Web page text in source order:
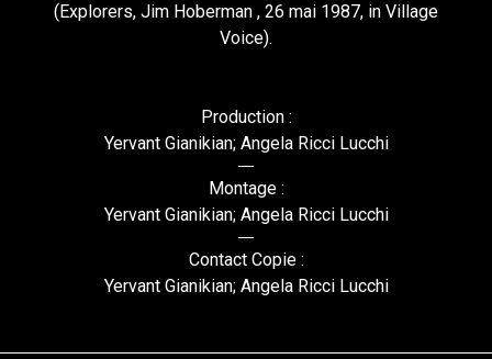
(Explorers, Jim Hoberman , 26 mai 1987, in Village
Voice).
Production :
Yervant Gianikian; Angela Ricci Lucchi
Montage :
Yervant Gianikian; Angela Ricci Lucchi
Contact Copie :
Yervant Gianikian; Angela Ricci Lucchi